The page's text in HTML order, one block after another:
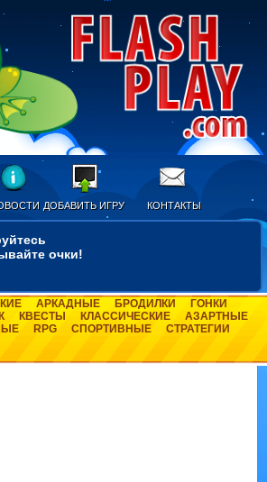
ДОБАВИТЬ ИГРУ КОНТАКТЫ
очки!
АРКАДНЫЕ БРОДИЛКИ
ГОНКИ
КВЕСТЫ КЛАССИЧЕСКИЕ
АЗАРТНЫЕ
RPG СПОРТИВНЫЕ
СТРАТЕГИИ